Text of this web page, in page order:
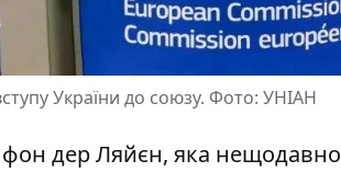
України до союзу. Фото: УНІАН
фон дер Ляйєн, яка нещодавно